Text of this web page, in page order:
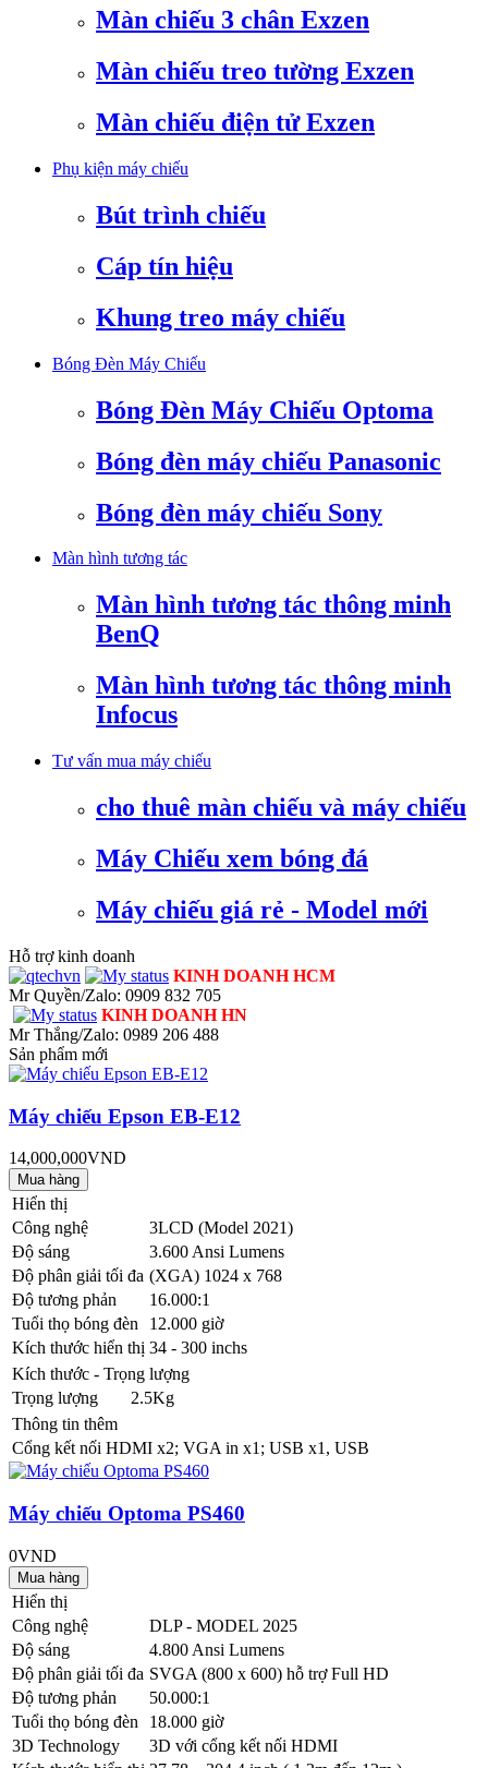
Màn chiếu 3 chân Exzen
Màn chiếu treo tường Exzen
Màn chiếu điện tử Exzen
Phụ kiện máy chiếu
Bút trình chiếu
Cáp tín hiệu
Khung treo máy chiếu
Bóng Đèn Máy Chiếu
Bóng Đèn Máy Chiếu Optoma
Bóng đèn máy chiếu Panasonic
Bóng đèn máy chiếu Sony
Màn hình tương tác
Màn hình tương tác thông minh
BenQ
Màn hình tương tác thông minh
Infocus
Tư vấn mua máy chiếu
cho thuê màn chiếu và máy chiếu
Máy Chiếu xem bóng đá
Máy chiếu giá rẻ - Model mới
Hỗ trợ kinh doanh
KINH DOANH HCM
Mr Quyền/Zalo: 0909 832 705
KINH DOANH HN
Mr Thắng/Zalo: 0989 206 488
Sản phẩm mới
Máy chiếu Epson EB-E12
14,000,000VND
Hiển thị
Công nghệ
3LCD (Model 2021)
Độ sáng
3.600 Ansi Lumens
Độ phân giải tối đa (XGA) 1024 x 768
Độ tương phản
16.000:1
Tuổi thọ bóng đèn
12.000 giờ
Kích thước hiển thị 34 - 300 inchs
Kích thước - Trọng lượng
Trọng lượng
2.5Kg
Thông tin thêm
Cổng kết nối HDMI x2; VGA in x1; USB x1, USB
Máy chiếu Optoma PS460
0VND
Hiển thị
Công nghệ
DLP - MODEL 2025
Độ sáng
4.800 Ansi Lumens
Độ phân giải tối đa SVGA (800 x 600) hỗ trợ Full HD
Độ tương phản
50.000:1
Tuổi thọ bóng đèn
18.000 giờ
3D Technology
3D với cổng kết nối HDMI